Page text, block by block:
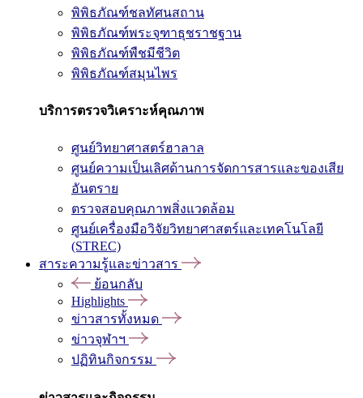
พิพิธภัณฑ์ชลทัศนสถาน
พิพิธภัณฑ์พระจุฑาธุชราชฐาน
พิพิธภัณฑ์พืชมีชีวิต
พิพิธภัณฑ์สมุนไพร
บริการตรวจวิเคราะห์คุณภาพ
ศูนย์วิทยาศาสตร์ฮาลาล
ศูนย์ความเป็นเลิศด้านการจัดการสารและของเสีย
อันตราย
ตรวจสอบคุณภาพสิ่งแวดล้อม
ศูนย์เครื่องมือวิจัยวิทยาศาสตร์และเทคโนโลยี
(STREC)
สาระความรู้และข่าวสาร
ย้อนกลับ
Highlights
ข่าวสารทั้งหมด
ข่าวจุฬาฯ
ปฏิทินกิจกรรม